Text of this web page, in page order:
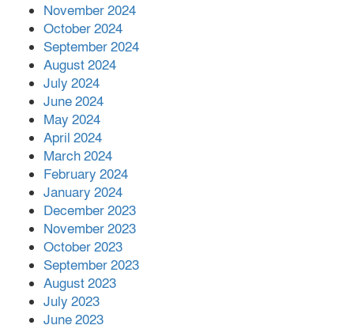
November 2024
October 2024
September 2024
August 2024
July 2024
June 2024
May 2024
April 2024
March 2024
February 2024
January 2024
December 2023
November 2023
October 2023
September 2023
August 2023
July 2023
June 2023